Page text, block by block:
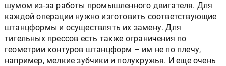
шумом из-за работы промышленного двигателя. Для
каждой операции нужно изготовить соответствующие
штанцформы и осуществлять их замену. Для
тигельных прессов есть также ограничения по
геометрии контуров штанцформ – им не по плечу,
например, мелкие зубчики и полукружья. И еще очень